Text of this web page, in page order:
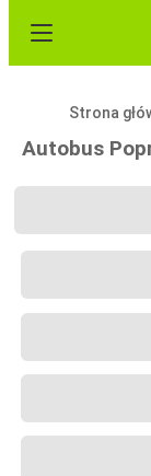
Strona
Autobus